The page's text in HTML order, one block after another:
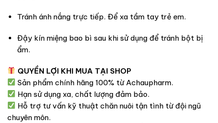
Tránh ánh nắng trực tiếp. Để xa tầm tay trẻ em.
Đậy kín miệng bao bì sau khi sử dụng để tránh bột bị
ẩm.
QUYỀN LỢI KHI MUA TẠI SHOP
Sản phẩm chính hãng 100% từ Achaupharm.
Hạn sử dụng xa, chất lượng đảm bảo.
Hỗ trợ tư vấn kỹ thuật chăn nuôi tận tình từ đội ngũ
chuyên môn.